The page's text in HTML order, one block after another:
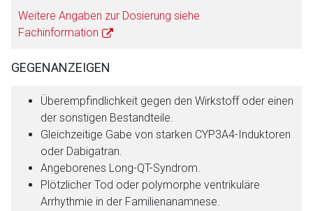
Weitere Angaben zur Dosierung siehe
Fachinformation
GEGENANZEIGEN
Überempfindlichkeit gegen den Wirkstoff oder einen
der sonstigen Bestandteile.
Gleichzeitige Gabe von starken CYP3A4-Induktoren
oder Dabigatran.
Angeborenes Long-QT-Syndrom.
Plötzlicher Tod oder polymorphe ventrikuläre
Arrhythmie in der Familienanamnese.